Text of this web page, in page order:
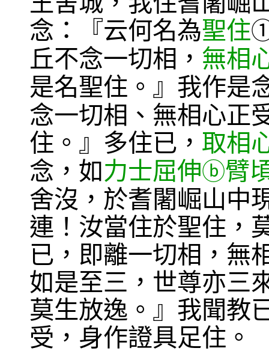
念：『云何名為聖住
丘不念一切相， 無相
是名聖住。』我作是
念一切相、無相心正
住。』多住已， 取相
念，如力士屈伸ⓑ臂
舍沒，於耆闍崛山中
連！汝當住於聖住，
已，即離一切相，無
如是至三，世尊亦三
莫生放逸。』我聞教
受，身作證具足住。